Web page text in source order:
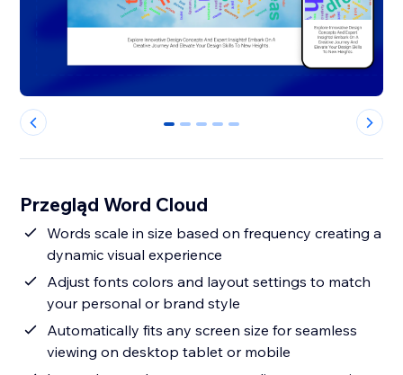
0 1 2 3 4
Przegląd Word Cloud
Words scale in size based on frequency creating a
dynamic visual experience
Adjust fonts colors and layout settings to match
your personal or brand style
Automatically fits any screen size for seamless
viewing on desktop tablet or mobile